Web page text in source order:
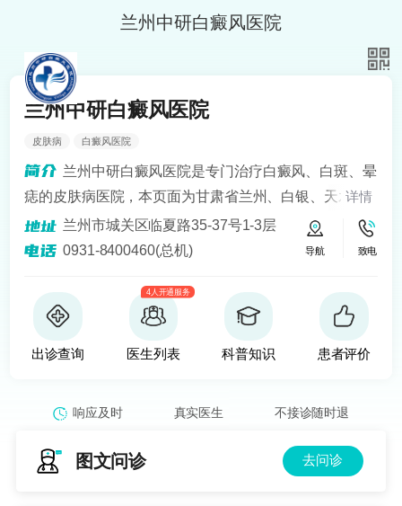
兰州中研白癜风医院
兰州中研白癜风医院
皮肤病 白癜风医院
兰州中研白癜风医院是专门治疗白癜风、白斑、晕
痣的皮肤病医院，本页面为甘肃省兰州、白银、天水、
定西、平凉、宁夏银川、青海西宁等地区患者提供白癜
风知识解答、预约挂号问诊服务。医院开设24小时在线
建立以病人为中心的诚信、理解、和谐的就医环境。
详情
兰州市城关区临夏路35-37号1-3层
0931-8400460(总机)
导航 致电
出诊查询
4人开通服务
医生列表 科普知识 患者评价
响应及时 真实医生 不接诊随时退
图文问诊 去问诊